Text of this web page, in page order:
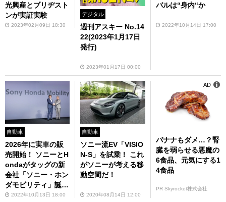
光興産とブリヂスト
ンが実証実験
2023年02月09日 18:30
デジタル
週刊アスキー No.14
22(2023年1月17日
発行)
2023年01月17日 00:00
バルは“身内“か
2022年10月14日 17:00
自動車
2026年に実車の販
売開始！ ソニーとH
ondaがタッグの新
会社「ソニー・ホン
ダモビリティ」誕
生！2022年10月13日 18:00
自動車
ソニー流EV「VISIO
N-S」を試乗！ これ
がソニーが考える移
動空間だ！
2020年08月14日 12:00
バナナもダメ…？腎
臓を弱らせる悪魔の
6食品、元気にする1
4食品
PR Skyrocket株式会社
AD